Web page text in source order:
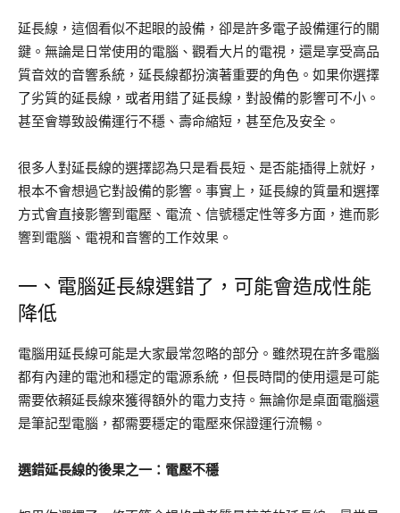
延長線，這個看似不起眼的設備，卻是許多電子設備運行的關
鍵。無論是日常使用的電腦、觀看大片的電視，還是享受高品
質音效的音響系統，延長線都扮演著重要的角色。如果你選擇
了劣質的延長線，或者用錯了延長線，對設備的影響可不小。
甚至會導致設備運行不穩、壽命縮短，甚至危及安全。
很多人對延長線的選擇認為只是看長短、是否能插得上就好，
根本不會想過它對設備的影響。事實上，延長線的質量和選擇
方式會直接影響到電壓、電流、信號穩定性等多方面，進而影
響到電腦、電視和音響的工作效果。
一、電腦延長線選錯了，可能會造成性能
降低
電腦用延長線可能是大家最常忽略的部分。雖然現在許多電腦
都有內建的電池和穩定的電源系統，但長時間的使用還是可能
需要依賴延長線來獲得額外的電力支持。無論你是桌面電腦還
是筆記型電腦，都需要穩定的電壓來保證運行流暢。
選錯延長線的後果之一：電壓不穩